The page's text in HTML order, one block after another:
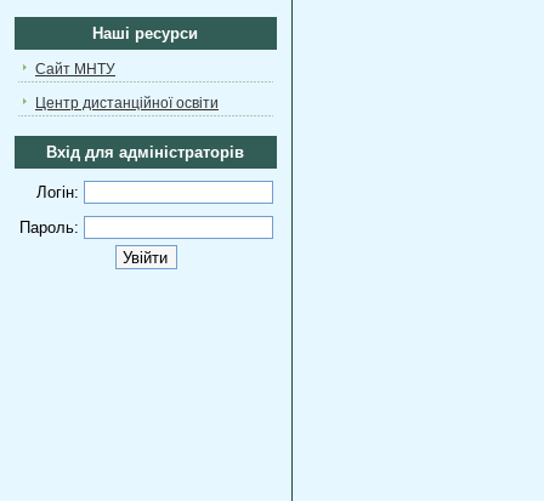
Наші ресурси
Сайт МНТУ
Центр дистанційної освіти
Вхід для адміністраторів
Логін:
Пароль: